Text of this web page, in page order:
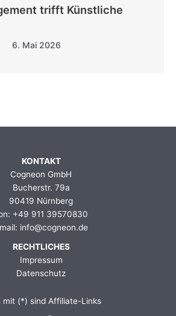
trifft Künstliche
6. Mai 2026
KONTAKT
Cogneon GmbH
Bucherstr. 79a
90419 Nürnberg
+49 911 39570830
info@cogneon.de
RECHTLICHES
Impressum
Datenschutz
mit (*) sind Affiliate-Links